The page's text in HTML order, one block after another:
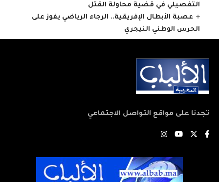
التفصيلي في قضية محاولة القتل
عصبة الأبطال الإفريقية.. الرجاء الرياضي يفوز على
الحرس الوطني النيجري
تجدنا على مواقع التواصل الاجتماعي